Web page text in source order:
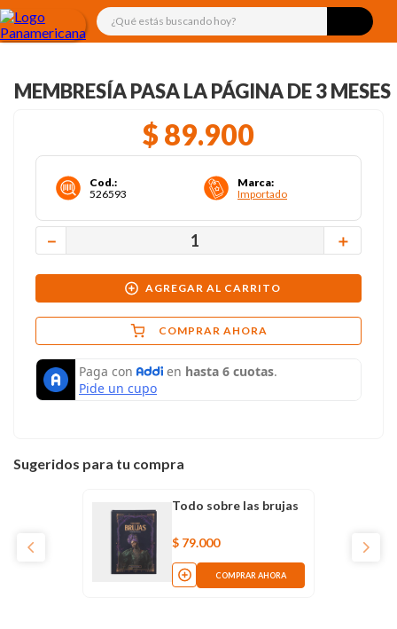
¿Qué estás buscando hoy?
MEMBRESÍA PASA LA PÁGINA DE 3 MESES
$ 89.900
Cod.:
526593
Marca:
Importado
＋
－
AGREGAR AL CARRITO
COMPRAR AHORA
Sugeridos para tu compra
Todo sobre las brujas
$ 79.000
COMPRAR AHORA